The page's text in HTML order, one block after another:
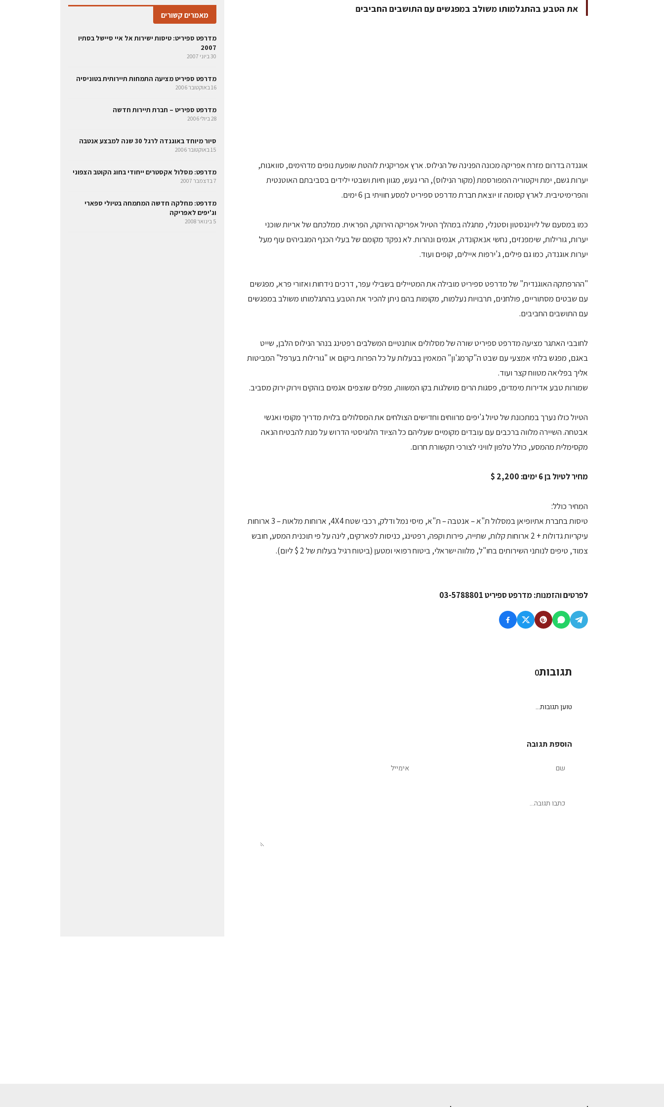
את הטבע בהתגלמותו משולב במפגשים עם התושבים החביבים
אוגנדה בדרום מזרח אפריקה מכונה הפנינה של הנילוס. ארץ אפריקנית לוהטת שופעת נופים מדהימים, סוואנות,
יערות גשם, ימת ויקטוריה המפורסמת (מקור הנילוס), הרי געש, מגוון חיות ושבטי ילידים בסביבתם האוטנטית
והפרימיטיבית. לארץ קסומה זו יוצאת חברת מדרפט ספיריט למסע חוויתי בן 6 ימים.
כמו במסעם של ליוינגסטון וסטנלי, מתגלה במהלך הטיול אפריקה הירוקה, הפראית. ממלכתם של אריות שוכני
יערות, גורילות, שימפנזים, נחשי אנאקונדה, אגמים ונהרות. לא נפקד מקומם של בעלי הכנף המגביהים עוף מעל
יערות אוגנדה, כמו גם פילים, ג'ירפות איילים, קופים ועוד.
"ההרפתקה האוגנדית" של מדרפט ספיריט מובילה את המטיילים בשבילי עפר, דרכים נידחות ואזורי פרא, מפגשים
עם שבטים מסתוריים, פולחנים, תרבויות נעלמות, מקומות בהם ניתן להכיר את הטבע בהתגלמותו משולב במפגשים
עם התושבים החביבים.
לחובבי האתגר מציעה מדרפט ספיריט שורה של מסלולים אותנטיים המשלבים רפטינג בנהר הנילוס הלבן, שייט
באגם, מפגש בלתי אמצעי עם שבט ה"קרמג'ון" המאמין בבעלות על כל הפרות ביקום או "גורילות בערפל" המביטות
אליך בפליאה מטווח קצר ועוד.
שמורות טבע אדירות מימדים, פסגות הרים מושלגות בקו המשווה, מפלים שוצפים אגמים בוהקים וירוק ירוק מסביב.
הטיול כולו נערך במתכונת של טיול ג'יפים מרווחים וחדישים הצולחים את המסלולים בלוית מדריך מקומי ואנשי
אבטחה. השיירה מלווה ברכבים עם עובדים מקומיים שעליהם כל הציוד הלוגיסטי הדרוש על מנת להבטיח הנאה
מקסימלית מהמסע, כולל טלפון לוויני לצורכי תקשורת חרום.
מחיר לטיול בן 6 ימים: 2,200 $
המחיר כולל:
טיסות בחברת אתיופיאן במסלול ת"א – אנטבה – ת"א, מיסי נמל ודלק, רכבי שטח 4X4, ארוחות מלאות – 3 ארוחות
עיקריות גדולות + 2 ארוחות קלות, שתייה, פירות וקפה, רפטינג, כניסות לפארקים, לינה על פי תוכנית המסע, חובש
צמוד, טיפים לנותני השירותים בחו"ל, מלווה ישראלי, ביטוח רפואי ומטען (ביטוח רגיל בעלות של 2 $ ליום).
לפרטים והזמנות: מדרפט ספיריט 03-5788801
תגובות0
טוען תגובות...
הוספת תגובה
מאמרים קשורים
מדרפט ספיריט: טיסות ישירות אל איי סיישל בסתיו
2007
30 ביוני 2007
מדרפט ספיריט מציעה התמחות תיירותית בטוניסיה
16 באוקטובר 2006
מדרפט ספיריט – חברת תיירות חדשה
28 ביולי 2006
סיור מיוחד באוגנדה לרגל 30 שנה למבצע אנטבה
15 באוקטובר 2006
מדרפט: מסלול אקסטרים ייחודי בחוג הקוטב הצפוני
7 בדצמבר 2007
מדרפט: מחלקה חדשה המתמחה בטיולי ספארי
וג'יפים לאפריקה
5 בינואר 2008